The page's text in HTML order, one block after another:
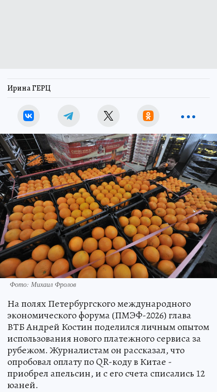
Ирина ГЕРЦ
Фото: Михаил Фролов
На полях Петербургского международного
экономического форума (ПМЭФ-2026) глава
ВТБ Андрей Костин поделился личным опытом
использования нового платежного сервиса за
рубежом. Журналистам он рассказал, что
опробовал оплату по QR-коду в Китае -
приобрел апельсин, и с его счета списались 12
юаней.